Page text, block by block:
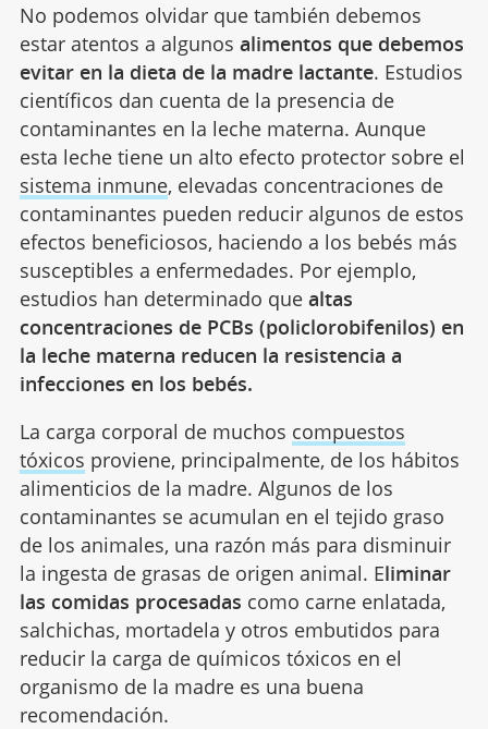
No podemos olvidar que también debemos
estar atentos a algunos alimentos que debemos
evitar en la dieta de la madre lactante. Estudios
científicos dan cuenta de la presencia de
contaminantes en la leche materna. Aunque
esta leche tiene un alto efecto protector sobre el
sistema inmune, elevadas concentraciones de
contaminantes pueden reducir algunos de estos
efectos beneficiosos, haciendo a los bebés más
susceptibles a enfermedades. Por ejemplo,
estudios han determinado que altas
concentraciones de PCBs (policlorobifenilos) en
la leche materna reducen la resistencia a
infecciones en los bebés.
La carga corporal de muchos compuestos
tóxicos proviene, principalmente, de los hábitos
alimenticios de la madre. Algunos de los
contaminantes se acumulan en el tejido graso
de los animales, una razón más para disminuir
la ingesta de grasas de origen animal. Eliminar
las comidas procesadas como carne enlatada,
salchichas, mortadela y otros embutidos para
reducir la carga de químicos tóxicos en el
organismo de la madre es una buena
recomendación.